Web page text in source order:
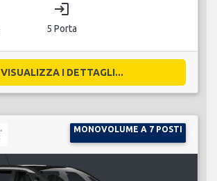
login
5 Porta
VISUALIZZA I DETTAGLI...
MONOVOLUME A 7 POSTI